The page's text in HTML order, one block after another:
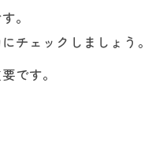
。
チェックしましょう。
です。